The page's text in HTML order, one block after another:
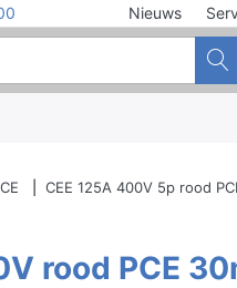
Nieuws
CEE 125A 400V 5p rood
rood PCE